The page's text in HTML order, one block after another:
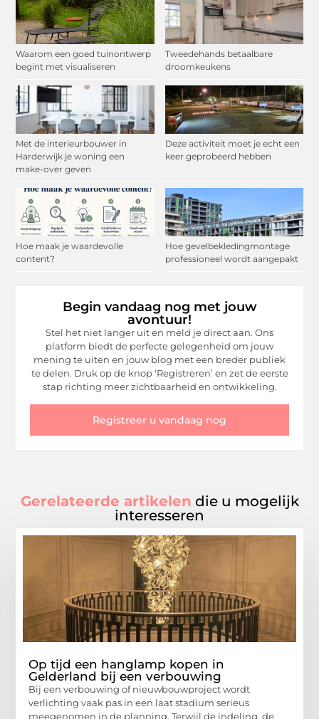
Waarom een goed tuinontwerp
begint met visualiseren
Tweedehands betaalbare
droomkeukens
Met de interieurbouwer in
Harderwijk je woning een
make-over geven
Deze activiteit moet je echt een
keer geprobeerd hebben
Hoe maak je waardevolle
content?
Hoe gevelbekledingmontage
professioneel wordt aangepakt
Begin vandaag nog met jouw
avontuur!
Stel het niet langer uit en meld je direct aan. Ons
platform biedt de perfecte gelegenheid om jouw
mening te uiten en jouw blog met een breder publiek
te delen. Druk op de knop ‘Registreren’ en zet de eerste
stap richting meer zichtbaarheid en ontwikkeling.
Registreer u vandaag nog
Gerelateerde artikelen die u mogelijk
interesseren
Op tijd een hanglamp kopen in
Gelderland bij een verbouwing
Bij een verbouwing of nieuwbouwproject wordt
verlichting vaak pas in een laat stadium serieus
meegenomen in de planning. Terwijl de indeling, de